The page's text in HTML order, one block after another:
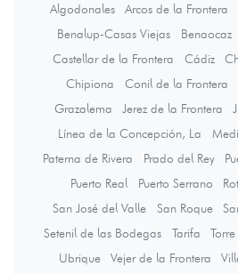
Algodonales
Arcos de la Frontera
Benalup-Casas Viejas
Benaocaz
Castellar de la Frontera
Cádiz
Chipiona
Conil de la Frontera
Grazalema
Jerez de la Frontera
Línea de la Concepción, La
Paterna de Rivera
Prado del Rey
Puerto Real
Puerto Serrano
San José del Valle
San Roque
Setenil de las Bodegas
Tarifa
Ubrique
Vejer de la Frontera